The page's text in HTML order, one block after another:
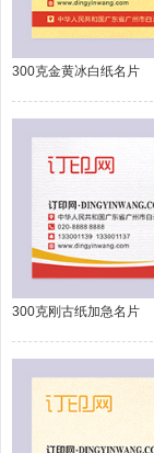
300克金黄冰白纸名片
300克刚古纸加急名片